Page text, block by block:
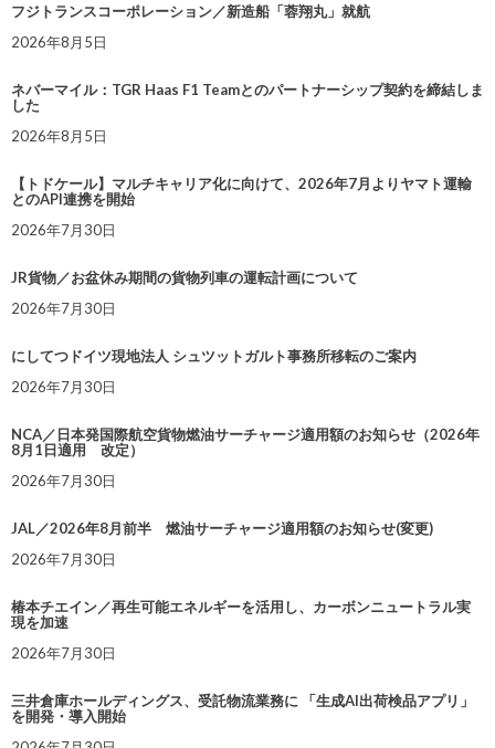
フジトランスコーポレーション／新造船「蓉翔丸」就航
2026年8月5日
ネバーマイル：TGR Haas F1 Teamとのパートナーシップ契約を締結しま
した
2026年8月5日
【トドケール】マルチキャリア化に向けて、2026年7月よりヤマト運輸
とのAPI連携を開始
2026年7月30日
JR貨物／お盆休み期間の貨物列車の運転計画について
2026年7月30日
にしてつドイツ現地法人 シュツットガルト事務所移転のご案内
2026年7月30日
NCA／日本発国際航空貨物燃油サーチャージ適用額のお知らせ（2026年
8月1日適用 改定）
2026年7月30日
JAL／2026年8月前半 燃油サーチャージ適用額のお知らせ(変更)
2026年7月30日
椿本チエイン／再生可能エネルギーを活用し、カーボンニュートラル実
現を加速
2026年7月30日
三井倉庫ホールディングス、受託物流業務に 「生成AI出荷検品アプリ」
を開発・導入開始